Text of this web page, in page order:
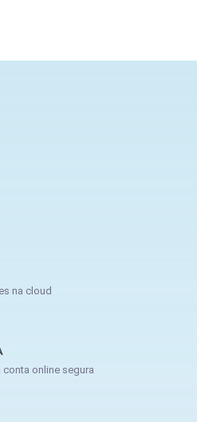
na cloud
online segura